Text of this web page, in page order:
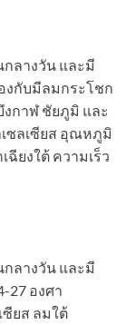
ลางวัน และมี
งกับมีลมกระโชก
งกาฬ ชัยภูมิ และ
ซลเซียส อุณหภูมิ
ฉียงใต้ ความเร็ว
ลางวัน และมี
27 องศา
ซียส ลมใต้